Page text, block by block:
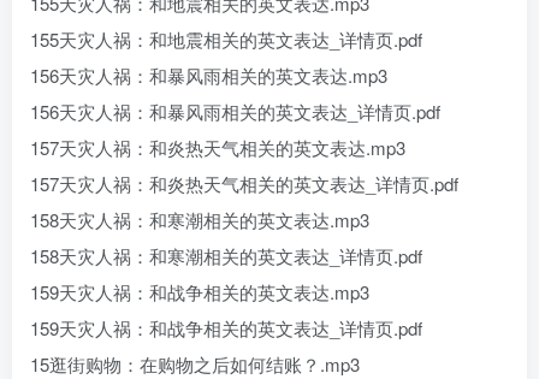
155天灾人祸：和地震相关的英文表达_详情页.pdf
156天灾人祸：和暴风雨相关的英文表达.mp3
156天灾人祸：和暴风雨相关的英文表达_详情页.pdf
157天灾人祸：和炎热天气相关的英文表达.mp3
157天灾人祸：和炎热天气相关的英文表达_详情页.pdf
158天灾人祸：和寒潮相关的英文表达.mp3
158天灾人祸：和寒潮相关的英文表达_详情页.pdf
159天灾人祸：和战争相关的英文表达.mp3
159天灾人祸：和战争相关的英文表达_详情页.pdf
15逛街购物：在购物之后如何结账？.mp3